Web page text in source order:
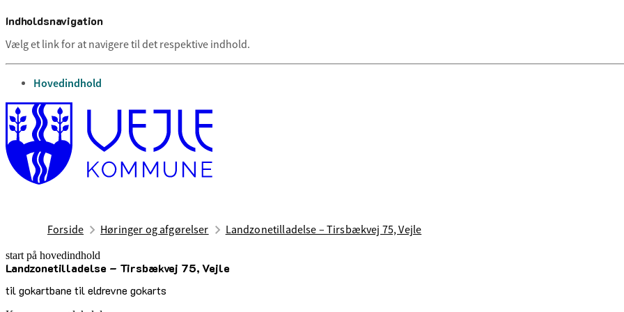
Indholdsnavigation
Vælg et link for at navigere til det respektive indhold.
gå til
Hovedindhold
Forside Høringer og afgørelser Landzonetilladelse – Tirsbækvej 75, Vejle
start på hovedindhold
Landzonetilladelse – Tirsbækvej 75, Vejle
til gokartbane til eldrevne gokarts
senest opdateret 23. juni 2025